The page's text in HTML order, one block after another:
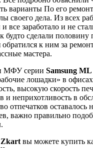
варианты По его
своего дела. Из всех
все заработало и не
будто сделали половину
обратился к ним за
мастера.
МФУ серии Samsung ML
лошадки» в
высокую скорость
и неприхотливость в
отпечатков оставалось
важно правильно
Zkart вы можете купить